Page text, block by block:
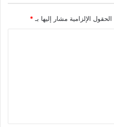
الحقول الإلزامية مشار إليها بـ *